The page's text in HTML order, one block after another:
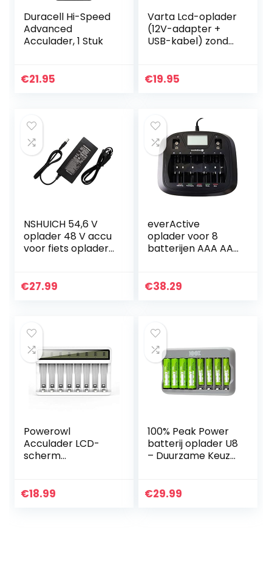
Duracell Hi-Speed
Advanced
Acculader, 1 Stuk
€21.95
Varta Lcd-oplader
(12V-adapter +
USB-kabel) zonder
€19.95
NSHUICH 54,6 V
oplader 48 V accu
voor fiets oplader
1,5 A VCA Li-Ion
€27.99
everActive
oplader voor 8
batterijen AAA AA
volautomatisch,
€38.29
Powerowl
Acculader LCD-
scherm
onafhankelijke
€18.99
100% Peak Power
batterij oplader U8
– Duurzame Keuze
batterijen NiMH
€29.99